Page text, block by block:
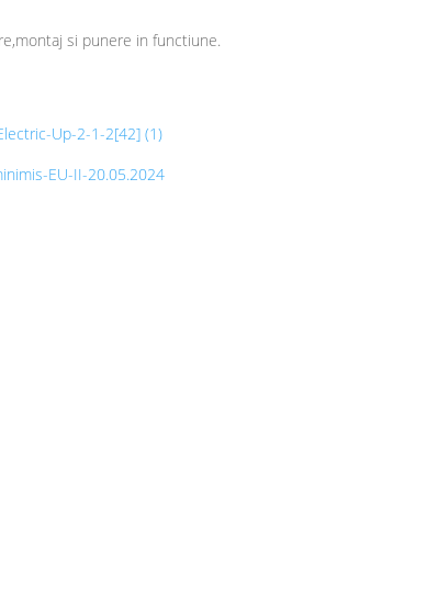
si punere in functiune.
Up-2-1-2[42] (1)
EU-II-20.05.2024